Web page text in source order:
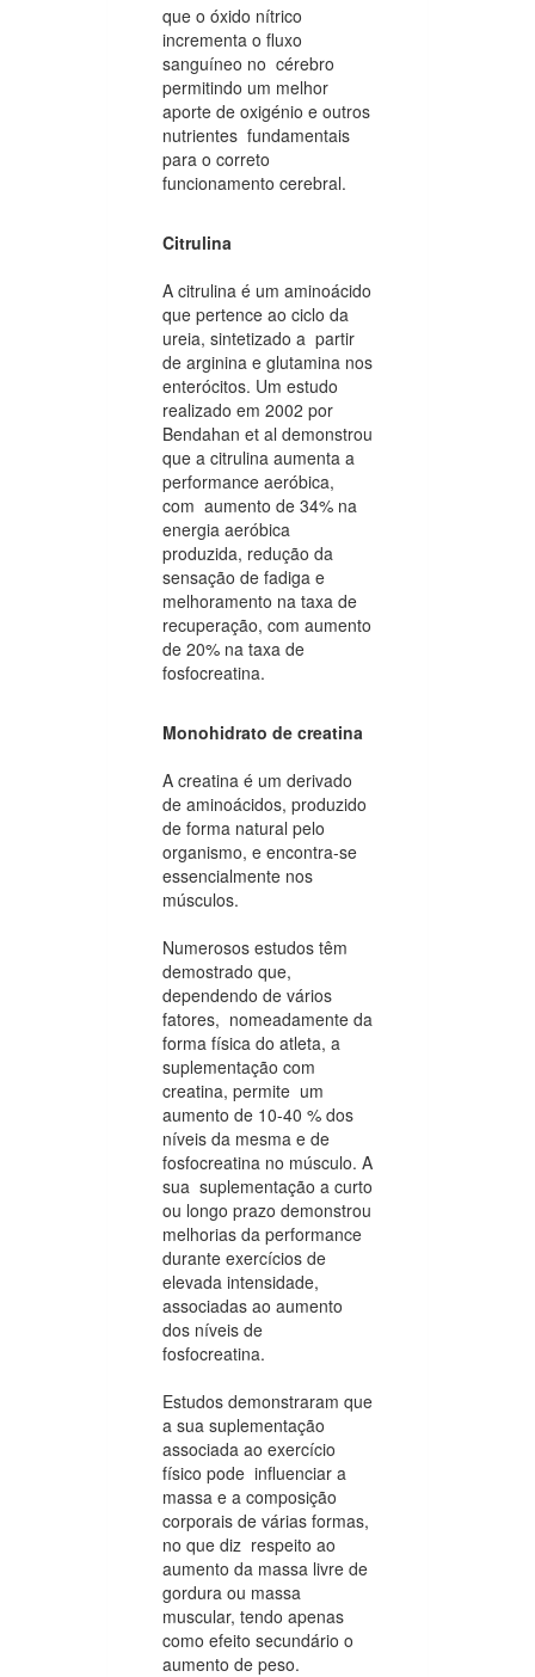
que o óxido nítrico
incrementa o fluxo
sanguíneo no cérebro
permitindo um melhor
aporte de oxigénio e outros
nutrientes fundamentais
para o correto
funcionamento cerebral.
Citrulina
A citrulina é um aminoácido
que pertence ao ciclo da
ureia, sintetizado a partir
de arginina e glutamina nos
enterócitos. Um estudo
realizado em 2002 por
Bendahan et al demonstrou
que a citrulina aumenta a
performance aeróbica,
com aumento de 34% na
energia aeróbica
produzida, redução da
sensação de fadiga e
melhoramento na taxa de
recuperação, com aumento
de 20% na taxa de
fosfocreatina.
Monohidrato de creatina
A creatina é um derivado
de aminoácidos, produzido
de forma natural pelo
organismo, e encontra-se
essencialmente nos
músculos.
Numerosos estudos têm
demostrado que,
dependendo de vários
fatores, nomeadamente da
forma física do atleta, a
suplementação com
creatina, permite um
aumento de 10-40 % dos
níveis da mesma e de
fosfocreatina no músculo. A
sua suplementação a curto
ou longo prazo demonstrou
melhorias da performance
durante exercícios de
elevada intensidade,
associadas ao aumento
dos níveis de
fosfocreatina.
Estudos demonstraram que
a sua suplementação
associada ao exercício
físico pode influenciar a
massa e a composição
corporais de várias formas,
no que diz respeito ao
aumento da massa livre de
gordura ou massa
muscular, tendo apenas
como efeito secundário o
aumento de peso.